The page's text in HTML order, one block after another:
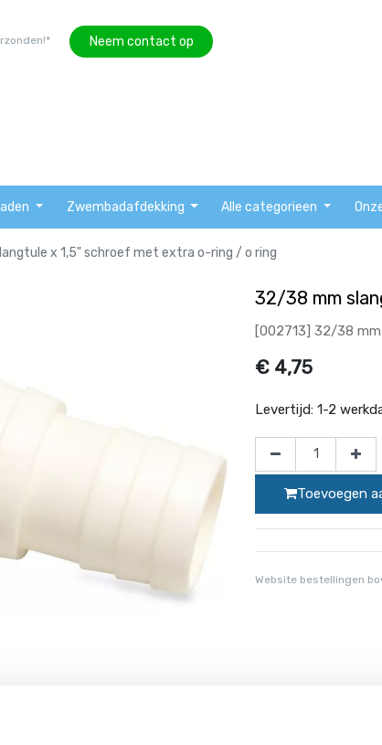
Neem contact op
Zwembadafdekking Alle categorieen
x 1,5" schroef met extra o-ring / o ring
32/38 mm
[002713] 32/38
€ 4,75
Levertijd: 1-2
Toevoegen
Website bestellingen
pompen en zandfilters van PoolPlaza. Deze schroeftule